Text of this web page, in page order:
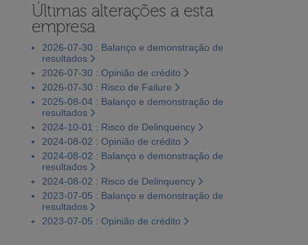
Últimas alterações a esta
empresa
2026-07-30 : Balanço e demonstração de
resultados
2026-07-30 : Opinião de crédito
2026-07-30 : Risco de Failure
2025-08-04 : Balanço e demonstração de
resultados
2024-10-01 : Risco de Delinquency
2024-08-02 : Opinião de crédito
2024-08-02 : Balanço e demonstração de
resultados
2024-08-02 : Risco de Delinquency
2023-07-05 : Balanço e demonstração de
resultados
2023-07-05 : Opinião de crédito